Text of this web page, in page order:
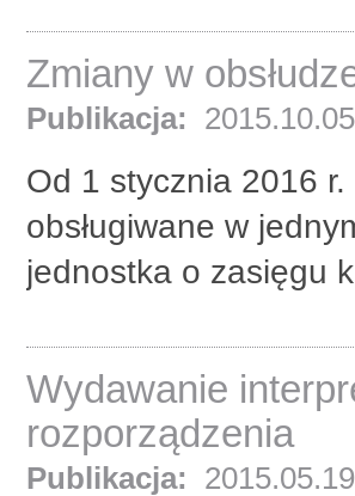
Zmiany w
Publikacja:
Od 1 stycznia 2016
obsługiwane w
jednostka o zasięgu
Wydawanie
rozporządzenia
Publikacja: